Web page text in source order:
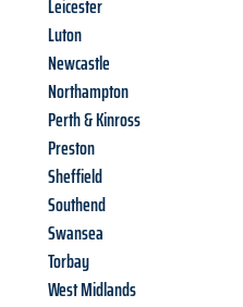
Leicester
Luton
Newcastle
Northampton
Perth & Kinross
Preston
Sheffield
Southend
Swansea
Torbay
West Midlands